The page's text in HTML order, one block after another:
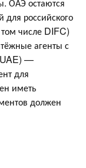
российского
числе DIFC)
агенты с
—
для
иметь
должен